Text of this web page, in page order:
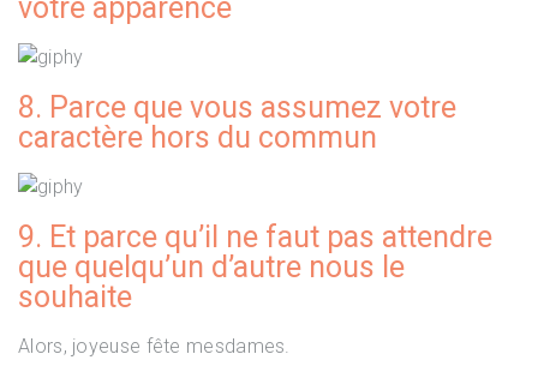
votre apparence
8. Parce que vous assumez votre
caractère hors du commun
9. Et parce qu’il ne faut pas attendre
que quelqu’un d’autre nous le
souhaite
Alors, joyeuse fête mesdames.